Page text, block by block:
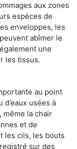
aux zones
espèces de
enveloppes, les
abîmer le
une
les tissus.
au point
usées à
même la chair
et de
les cils, les bouts
sur des